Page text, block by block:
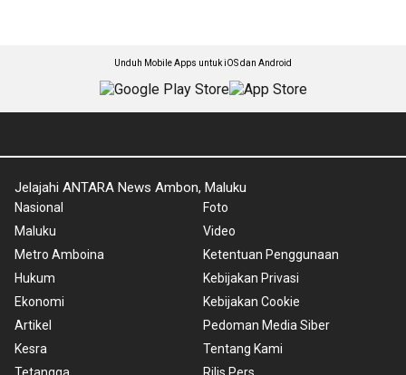
Unduh Mobile Apps untuk iOS dan Android
Jelajahi ANTARA News Ambon, Maluku
Nasional
Maluku
Metro Amboina
Hukum
Ekonomi
Artikel
Kesra
Tetangga
Foto
Video
Ketentuan Penggunaan
Kebijakan Privasi
Kebijakan Cookie
Pedoman Media Siber
Tentang Kami
Rilis Pers